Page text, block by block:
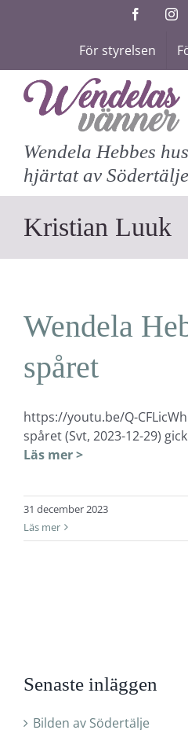
Facebook
För styrelsen
Wendela Hebbes
hjärtat av Södertälje
Kristian Luuk
Wendela
spåret
https://youtu.be/Q-
spåret (Svt, 2023-12-29)
Läs mer >
31 december 2023
Läs mer
Senaste inläggen
Bilden av Södertälje